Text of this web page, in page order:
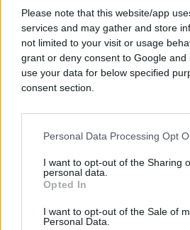
Please note that this website/app
services and may gather and store
not limited to your visit or usage
grant or deny consent to Google
use your data for below specified
consent section.
Personal Data Processing Opt
I want to opt-out of the Sharing
personal data.
Opted In
I want to opt-out of the Sale of
Personal Data.
#more #facebook
#prevara
#dečko